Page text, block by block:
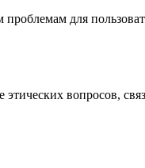
для
вопросов,